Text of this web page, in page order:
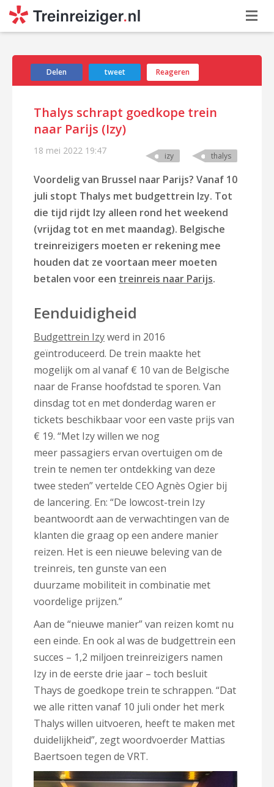
Delen tweet Reageren
Thalys schrapt goedkope trein
naar Parijs (Izy)
18 mei 2022 19:47 izy thalys
Voordelig van Brussel naar Parijs? Vanaf 10
juli stopt Thalys met budgettrein Izy. Tot
die tijd rijdt Izy alleen rond het weekend
(vrijdag tot en met maandag). Belgische
treinreizigers moeten er rekening mee
houden dat ze voortaan meer moeten
betalen voor een treinreis naar Parijs.
Eenduidigheid
Budgettrein Izywerd in 2016
geïntroduceerd. De trein maakte het
mogelijk om al vanaf € 10 van de Belgische
naar de Franse hoofdstad te sporen. Van
dinsdag tot en met donderdag waren er
tickets beschikbaar voor een vaste prijs van
€ 19. “Met Izy willen we nog
meer passagiers ervan overtuigen om de
trein te nemen ter ontdekking van deze
twee steden” vertelde CEO Agnès Ogier bij
de lancering. En: “De lowcost-trein Izy
beantwoordt aan de verwachtingen van de
klanten die graag op een andere manier
reizen. Het is een nieuwe beleving van de
treinreis, ten gunste van een
duurzame mobiliteit in combinatie met
voordelige prijzen.”
Aan de “nieuwe manier” van reizen komt nu
een einde. En ook al was de budgettrein een
succes – 1,2 miljoen treinreizigers namen
Izy in de eerste drie jaar – toch besluit
Thays de goedkope trein te schrappen. “Dat
we alle ritten vanaf 10 juli onder het merk
Thalys willen uitvoeren, heeft te maken met
duidelijkheid”, zegt woordvoerder Mattias
Baertsoen tegen de VRT.